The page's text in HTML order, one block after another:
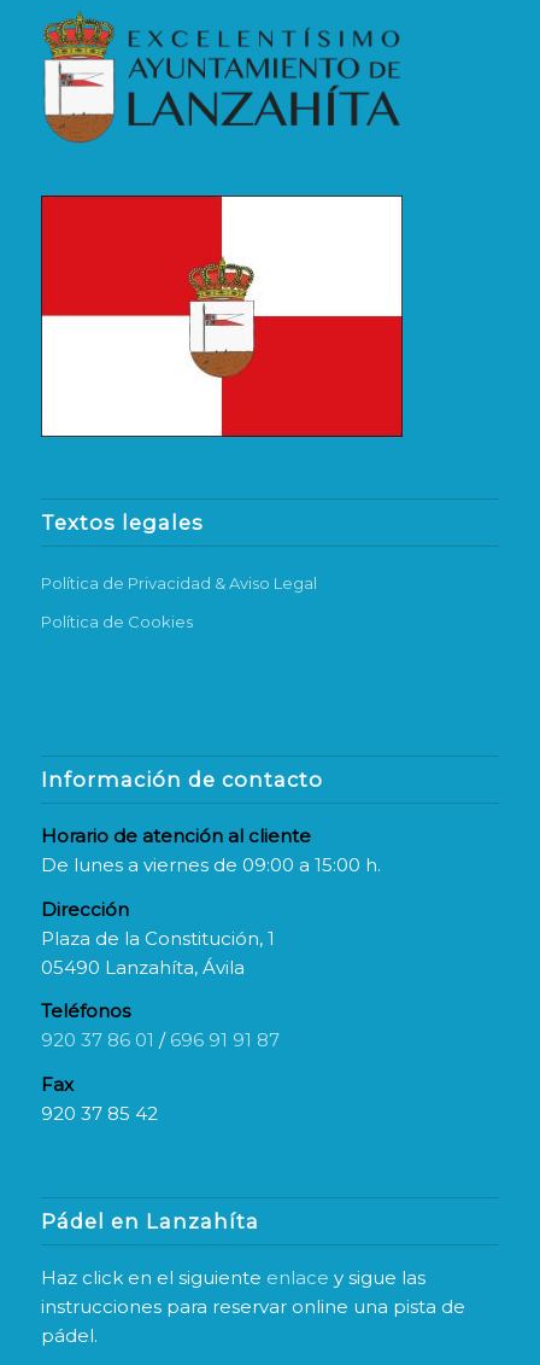
Textos legales
Política de Privacidad & Aviso Legal
Política de Cookies
Información de contacto
Horario de atención al cliente
De lunes a viernes de 09:00 a 15:00 h.
Dirección
Plaza de la Constitución, 1
05490 Lanzahíta, Ávila
Teléfonos
920 37 86 01 / 696 91 91 87
Fax
920 37 85 42
Pádel en Lanzahíta
Haz click en el siguiente enlace y sigue las
instrucciones para reservar online una pista de
pádel.